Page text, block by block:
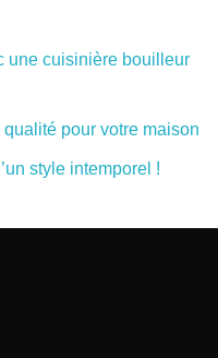
une cuisinière bouilleur
pour votre maison
style intemporel !